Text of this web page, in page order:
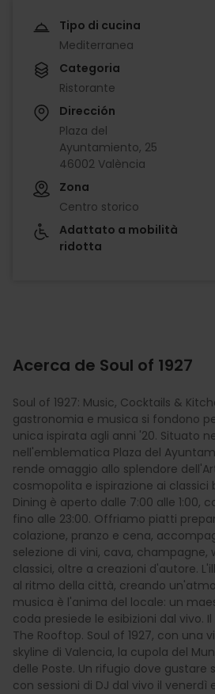
Tipo di cucina
Mediterranea
Categoria
Ristorante
Dirección
Plaza del
Ayuntamiento, 25
46002 València
Zona
Centro storico
Adattato a mobilità
ridotta
Acerca de Soul of 1927
Soul of 1927: Music, Cocktails &
gastronomia e musica si fondono
unica ispirata agli anni '20. Situato
nell'emblematica Plaza del
rende omaggio allo splendore
cosmopolita e ispirazione ai classici
Dining è aperto dalle 7:00 alle 1:00,
fino alle 23:00. Offriamo piatti
colazione, pranzo e cena,
selezione di vini, cava, champagne,
classici, oltre a creazioni d'autore.
al ritmo della città, creando
musica è l'anima del locale: un
coda presiede le esibizioni dal vivo.
The Rooftop. Soul of 1927, con una
skyline di Valencia, la cupola del
delle Poste. Un rifugio dove gustare
con sessioni di DJ dal vivo il venerdì